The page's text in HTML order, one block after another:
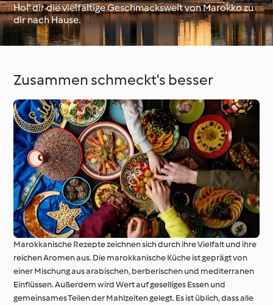
Hol' dir die vielfältige Geschmackswelt von Marokko zu
dir nach Hause.
Zusammen schmeckt's besser
Marokkanische Rezepte zeichnen sich durch ihre Vielfalt und ihre
reichen Aromen aus. Die marokkanische Küche ist geprägt von
einer Mischung aus arabischen, berberischen und mediterranen
Einflüssen. Außerdem wird Wert auf geselliges Essen und
gemeinsames Teilen der Mahlzeiten gelegt. Es ist üblich, dass alle